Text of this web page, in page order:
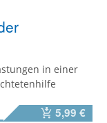
in einer
5,99 €